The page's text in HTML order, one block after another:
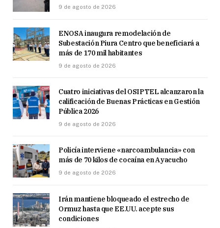
9 de agosto de 2026
ENOSA inaugura remodelación de
Subestación Piura Centro que beneficiará a
más de 170 mil habitantes
9 de agosto de 2026
Cuatro iniciativas del OSIPTEL alcanzaron la
calificación de Buenas Prácticas en Gestión
Pública 2026
9 de agosto de 2026
Policía interviene «narcoambulancia» con
más de 70 kilos de cocaína en Ayacucho
9 de agosto de 2026
Irán mantiene bloqueado el estrecho de
Ormuz hasta que EE.UU. acepte sus
condiciones